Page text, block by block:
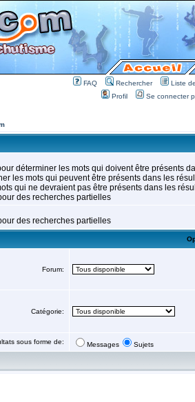
FAQ Rechercher
Liste
Profil
Se connecter
déterminer les mots qui doivent être présents
les mots qui peuvent être présents dans les
qui ne devraient pas être présents dans les
des recherches partielles
des recherches partielles
Forum:
Catégorie:
sous forme de: Messages Sujets